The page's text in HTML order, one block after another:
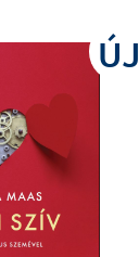
ÚJ